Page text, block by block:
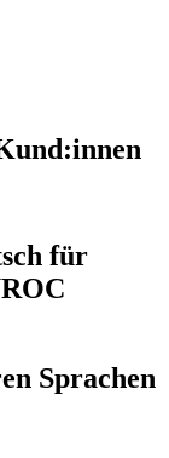
für
Sprachen